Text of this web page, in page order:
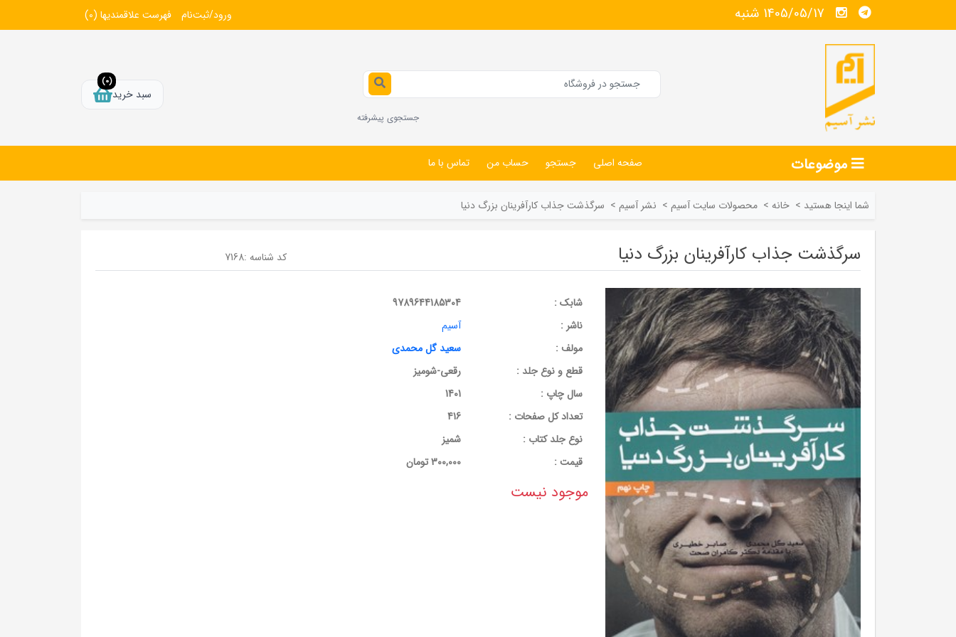
1405/05/17 شنبه ورود/ثبت‌نام فهرست علاقمندیها (0)
جستجوی پیشرفته
سبد خرید
(0)
موضوعات صفحه اصلی جستجو حساب من تماس با ما
شما اینجا هستید > خانه > محصولات سايت آسيم > نشر آسيم > سرگذشت جذاب کارآفرینان بزرگ دنیا
سرگذشت جذاب کارآفرینان بزرگ دنیا کد شناسه :7168
شابک :
9789644185304
ناشر :
آسیم
مولف :
سعید گل محمدی
قطع و نوع جلد :
رقعی-شومیز
سال چاپ :
1401
تعداد کل صفحات :
416
نوع جلد کتاب :
شمیز
قيمت :
300,000 تومان
موجود نیست